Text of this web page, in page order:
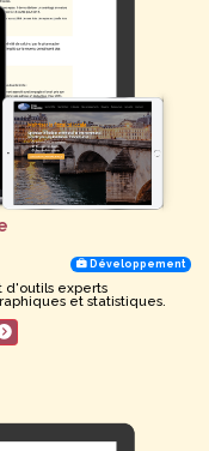
Développement
d'outils experts
et statistiques.